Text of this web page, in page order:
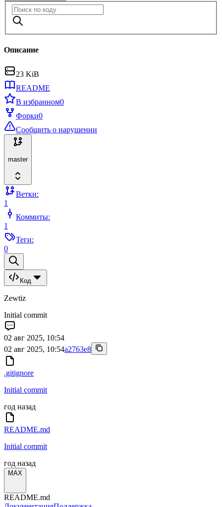
Описание
23 KiB
README
В избранном0
Форки0
Сообщить о нарушении
master
Ветки:
1
Коммиты:
1
Теги:
0
Код
Zewtiz
Initial commit
02 авг 2025, 10:54
02 авг 2025, 10:54a2763e8
.gitignore
Initial commit
год назад
README.md
Initial commit
год назад
MAX
README.md